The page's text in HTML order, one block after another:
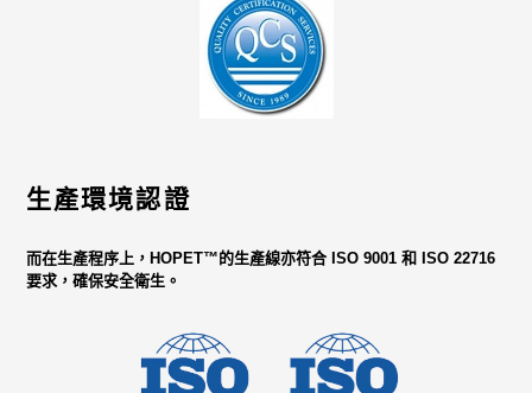
生產環境認證
而在生產程序上， HOPET™的生產線亦符合 ISO 9001 和 ISO 22716
要求，確保安全衛生。